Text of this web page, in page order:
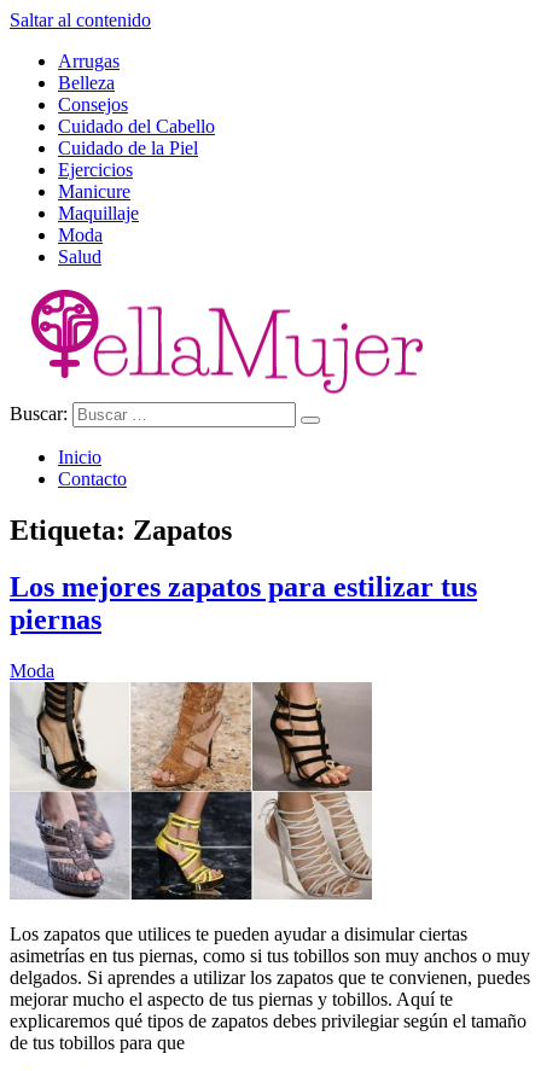
Saltar al contenido
Arrugas
Belleza
Consejos
Cuidado del Cabello
Cuidado de la Piel
Ejercicios
Manicure
Maquillaje
Moda
Salud
Ella Mujer
Buscar:
Inicio
Contacto
Etiqueta: Zapatos
Los mejores zapatos para estilizar tus
piernas
Moda
Los zapatos que utilices te pueden ayudar a disimular ciertas
asimetrías en tus piernas, como si tus tobillos son muy anchos o muy
delgados. Si aprendes a utilizar los zapatos que te convienen, puedes
mejorar mucho el aspecto de tus piernas y tobillos. Aquí te
explicaremos qué tipos de zapatos debes privilegiar según el tamaño
de tus tobillos para que